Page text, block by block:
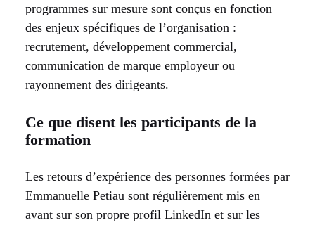
programmes sur mesure sont conçus en fonction
des enjeux spécifiques de l’organisation :
recrutement, développement commercial,
communication de marque employeur ou
rayonnement des dirigeants.
Ce que disent les participants de la
formation
Les retours d’expérience des personnes formées par
Emmanuelle Petiau sont régulièrement mis en
avant sur son propre profil LinkedIn et sur les